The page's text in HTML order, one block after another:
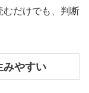
むだけでも、判断
みやすい